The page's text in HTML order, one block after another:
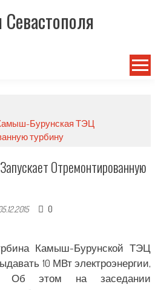
Бурунская ТЭЦ
турбину
Отремонтированную
0
Камыш-Бурунской ТЭЦ
10 МВт электроэнергии,
Об этом на заседании